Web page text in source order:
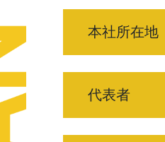
本社所在地
代表者